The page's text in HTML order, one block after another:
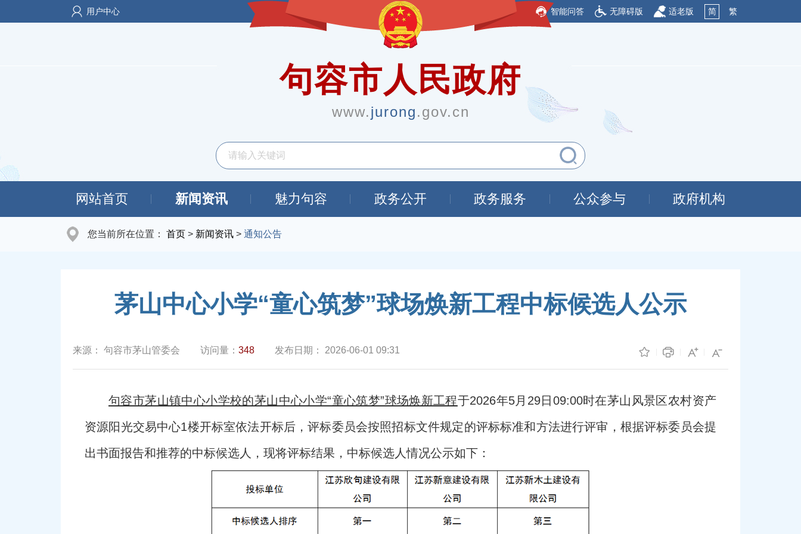
用户中心 智能问答 无障碍版 适老版 简 繁
句容市人民政府
www.jurong.gov.cn
网站首页 新闻资讯 魅力句容 政务公开 政务服务 公众参与 政府机构
您当前所在位置： 首页 > 新闻资讯 > 通知公告
茅山中心小学“童心筑梦”球场焕新工程中标候选人公示
来源： 句容市茅山管委会 访问量： 348 发布日期： 2026-06-01 09:31
句容市茅山镇中心小学校的茅山中心小学“童心筑梦”球场焕新工程于2026年5月29日09:00时在茅山风景区农村资产
资源阳光交易中心1楼开标室依法开标后，评标委员会按照招标文件规定的评标标准和方法进行评审，根据评标委员会提
出书面报告和推荐的中标候选人，现将评标结果，中标候选人情况公示如下：